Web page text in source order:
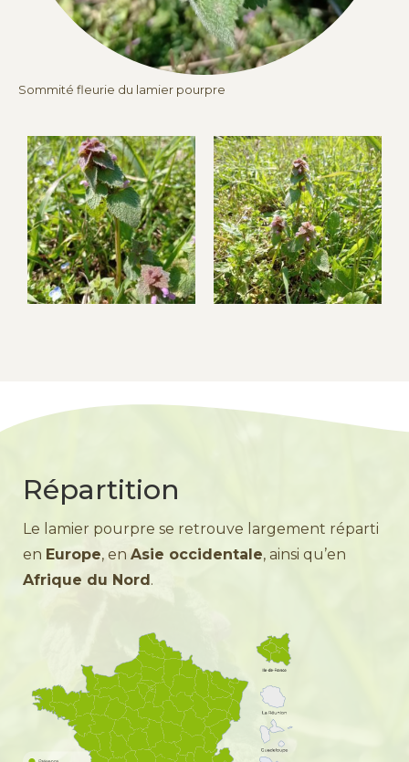
Sommité fleurie du lamier pourpre
Répartition
Le lamier pourpre se retrouve largement réparti
en Europe, en Asie occidentale, ainsi qu’en
Afrique du Nord.